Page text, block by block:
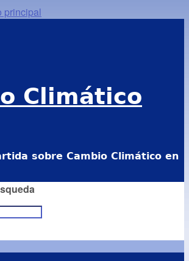
principal
Climático
sobre Cambio Climático en